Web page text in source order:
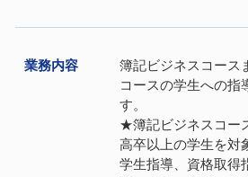
業務内容
簿記ビジネスコース
コースの学生への指
す。
★簿記ビジネスコー
高卒以上の学生を対
学生指導、資格取得